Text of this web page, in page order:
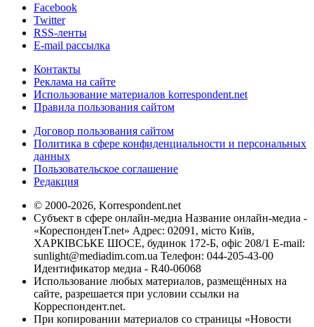
Facebook
Twitter
RSS-ленты
E-mail рассылка
Контакты
Реклама на сайте
Использование материалов korrespondent.net
Правила пользования сайтом
Договор пользования сайтом
Политика в сфере конфиденциальности и персональных
данных
Пользовательское соглашение
Редакция
© 2000-2026, Korrespondent.net
Субъект в сфере онлайн-медиа Название онлайн-медиа -
«КореспонденТ.net» Адрес: 02091, місто Київ,
ХАРКІВСЬКЕ ШОСЕ, будинок 172-Б, офіс 208/1 E-mail:
sunlight@mediadim.com.ua Телефон: 044-205-43-00
Идентификатор медиа - R40-06068
Использование любых материалов, размещённых на
сайте, разрешается при условии ссылки на
Корреспондент.net.
При копировании материалов со страницы «Новости